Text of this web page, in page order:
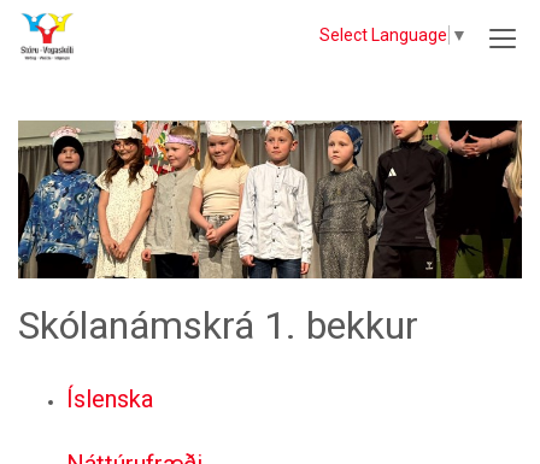
Select Language ▼
Skólanámskrá 1. bekkur
Íslenska